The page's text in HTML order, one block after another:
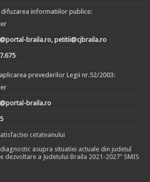
difuzarea informatiilor publice:
braila.ro, petitii@cjbraila.ro
prevederilor Legii nr.52/2003:
braila.ro
cetateanului
asupra situatiei actuale din judetul
dezvoltare a Judetului Braila 2021-2027" SMIS